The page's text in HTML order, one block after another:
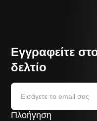
Εγγραφείτε
δελτίο
Πλοήγηση